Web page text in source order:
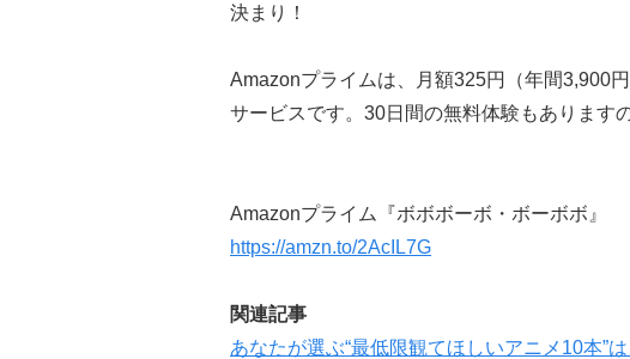
決まり！
Amazonプライムは、月額325円（年間3,900
サービスです。30日間の無料体験もあります
Amazonプライム『ボボボーボ・ボーボボ』
https://amzn.to/2AcIL7G
関連記事
あなたが選ぶ“最低限観てほしいアニメ10本”